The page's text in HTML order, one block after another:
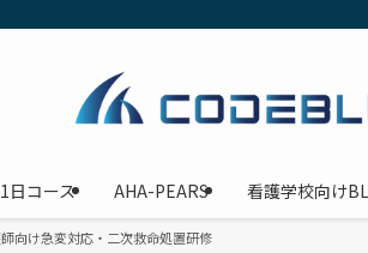
日コース AHA-PEARS 看護学校向け
向け急変対応・二次救命処置研修